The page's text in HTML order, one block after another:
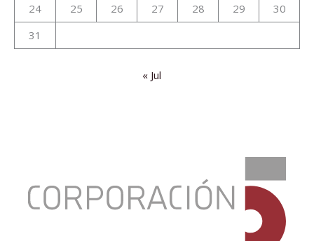
24
25 26 27 28 29
30
31
« Jul
PRÓXIMA
BURBUJA